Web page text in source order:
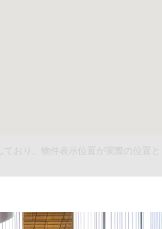
おり、物件表示位置が実際の位置と